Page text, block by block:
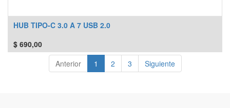
HUB TIPO-C 3.0 A 7 USB 2.0
$ 690,00
Anterior
1 2 3 Siguiente